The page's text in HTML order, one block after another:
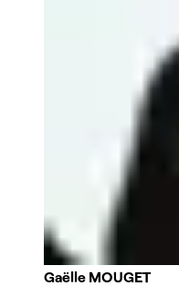
Gaëlle MOUGET